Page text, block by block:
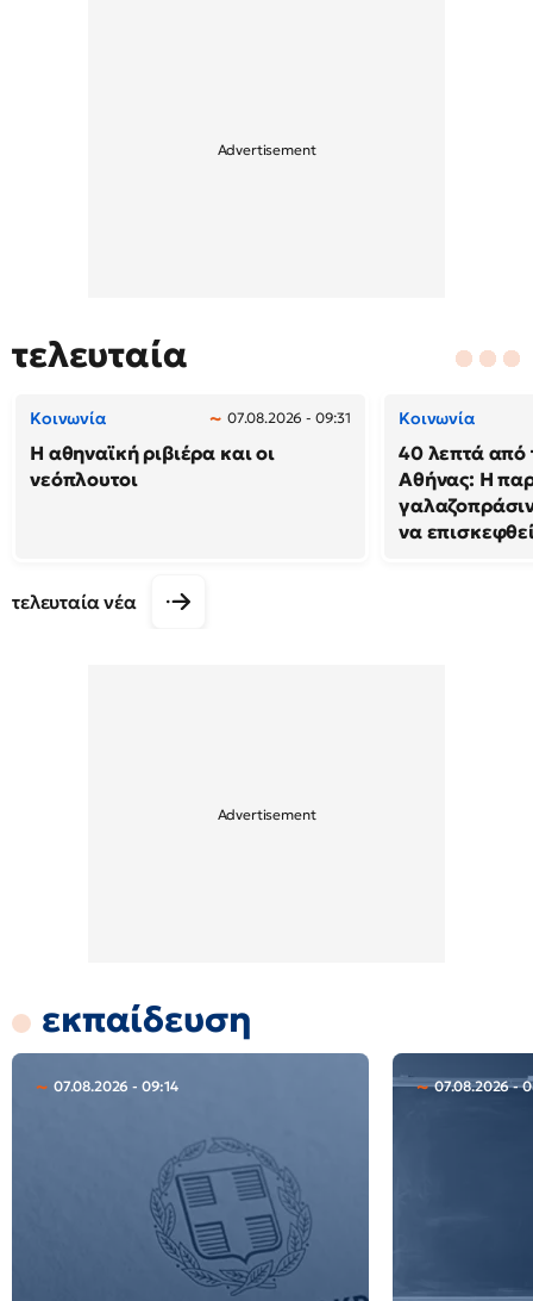
τελευταία
Κοινωνία 07.08.2026 - 09:31
Η αθηναϊκή ριβιέρα και οι
νεόπλουτοι
Κοινωνία
40 λεπτά από
Αθήνας: Η
να
τελευταία νέα
εκπαίδευση
07.08.2026 - 09:14 07.08.2026 -